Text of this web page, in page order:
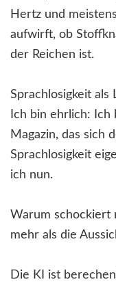
Hertz und
aufwirft, ob
der Reichen ist.
Sprachlosigkeit als
Ich bin ehrlich: Ich
Magazin, das sich
Sprachlosigkeit
ich nun.
Warum schockiert
mehr als die
Die KI ist